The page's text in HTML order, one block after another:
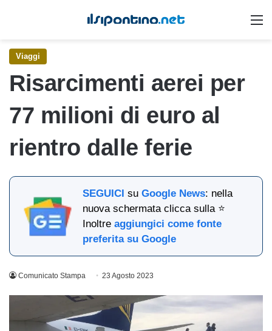
Viaggi
Risarcimenti aerei per
77 milioni di euro al
rientro dalle ferie
SEGUICI suGoogle News: nella
nuova schermata clicca sulla ⭐
Inoltreaggiungici come fonte
preferita su Google
Comunicato Stampa 23 Agosto 2023